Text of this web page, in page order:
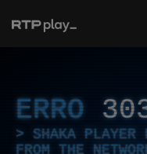
ERRO
SHAKA PLAYER
FROM THE